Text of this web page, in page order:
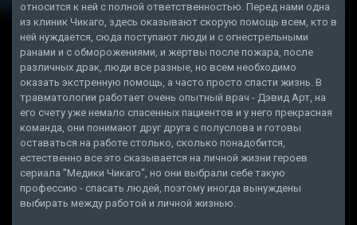
относится к ней с полной ответственностью. Перед нами одна
из клиник Чикаго, здесь оказывают скорую помощь всем, кто в
ней нуждается, сюда поступают люди и с огнестрельными
ранами и с обморожениями, и жертвы после пожара, после
различных драк, люди все разные, но всем необходимо
оказать экстренную помощь, а часто просто спасти жизнь. В
травматологии работает очень опытный врач - Дэвид Арт, на
его счету уже немало спасенных пациентов и у него прекрасная
команда, они понимают друг друга с полуслова и готовы
оставаться на работе столько, сколько понадобится,
естественно все это сказывается на личной жизни героев
сериала "Медики Чикаго", но они выбрали себе такую
профессию - спасать людей, поэтому иногда вынуждены
выбирать между работой и личной жизнью.